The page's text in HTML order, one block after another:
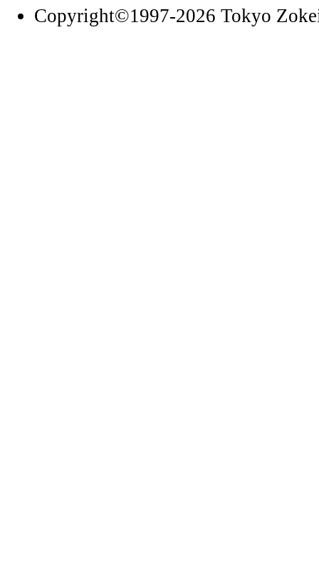
Copyright©1997-2026 Tokyo